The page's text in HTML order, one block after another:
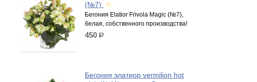
(№7)
Бегония Elatior Frivola Magic (№7),
белая, собственного производства!
450р.
Бегония элатиор vermilion hot